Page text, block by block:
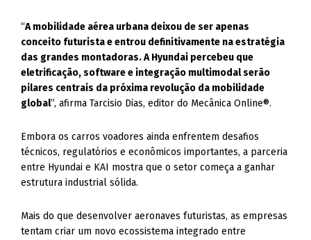
“A mobilidade aérea urbana deixou de ser apenas
conceito futurista e entrou definitivamente na estratégia
das grandes montadoras. A Hyundai percebeu que
eletrificação, software e integração multimodal serão
pilares centrais da próxima revolução da mobilidade
global”, afirma Tarcisio Dias, editor do Mecânica Online®.
Embora os carros voadores ainda enfrentem desafios
técnicos, regulatórios e econômicos importantes, a parceria
entre Hyundai e KAI mostra que o setor começa a ganhar
estrutura industrial sólida.
Mais do que desenvolver aeronaves futuristas, as empresas
tentam criar um novo ecossistema integrado entre